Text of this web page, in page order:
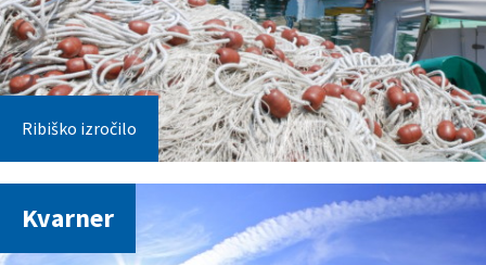
Ribiško izročilo
Kvarner